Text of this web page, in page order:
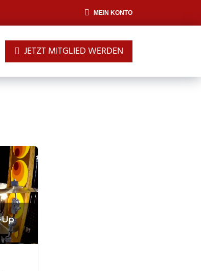
MEIN KONTO
JETZT MITGLIED WERDEN